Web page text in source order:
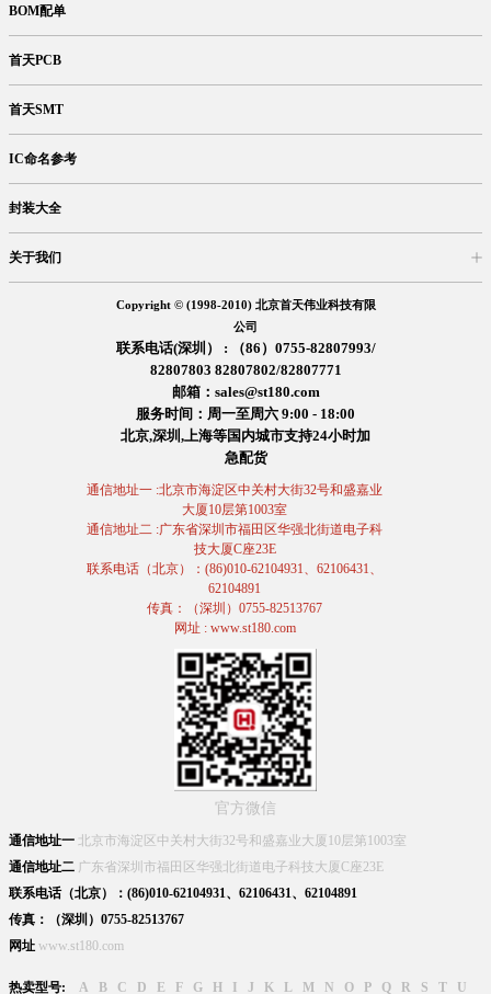
BOM配单
首天PCB
首天SMT
IC命名参考
封装大全
关于我们
Copyright © (1998-2010) 北京首天伟业科技有限
公司
联系电话(深圳） : （86）0755-82807993/
82807803 82807802/82807771
邮箱：sales@st180.com
服务时间：周一至周六 9:00 - 18:00
北京,深圳,上海等国内城市支持24小时加
急配货
通信地址一 :北京市海淀区中关村大街32号和盛嘉业
大厦10层第1003室
通信地址二 :广东省深圳市福田区华强北街道电子科
技大厦C座23E
联系电话（北京）：(86)010-62104931、62106431、
62104891
传真：（深圳）0755-82513767
网址 : www.st180.com
官方微信
通信地址一 北京市海淀区中关村大街32号和盛嘉业大厦10层第1003室
通信地址二 广东省深圳市福田区华强北街道电子科技大厦C座23E
联系电话（北京）：(86)010-62104931、62106431、62104891
传真：（深圳）0755-82513767
网址 www.st180.com
热卖型号: A B C D E F G H J K L M N O P Q R S T U